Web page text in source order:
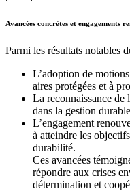
Avancées concrètes et engagements
Parmi les résultats notables
L’adoption de
aires protégées et à
La reconnaissance de
dans la gestion
L’engagement
à atteindre les
durabilité.
Ces avancées
répondre aux crises
détermination et